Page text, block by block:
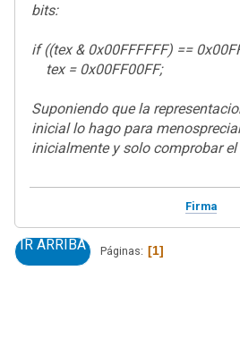
bits:
if ((tex& 0x00FFFFFF) ==
tex= 0x00FF00FF;
Suponiendo que la
inicial lo hago para
inicialmente y solo comprobar el
Firma
IR ARRIBA Páginas 1